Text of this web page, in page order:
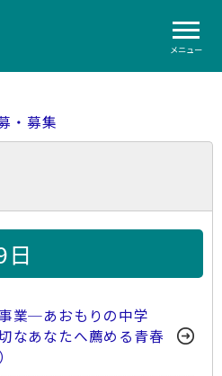
メニュー
・募集
業─あおもりの中学
なあなたへ薦める青春